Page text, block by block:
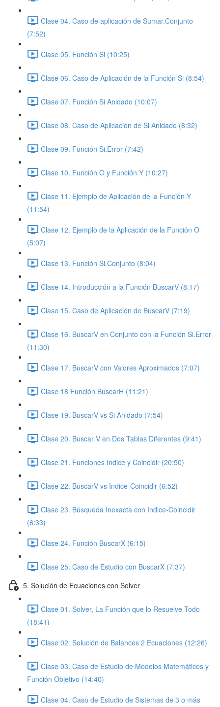
Clase 04. Caso de aplicación de Sumar.Conjunto
(7:52)
Clase 05. Función Si (10:25)
Clase 06. Caso de Aplicación de la Función Si (8:54)
Clase 07. Función Si Anidado (10:07)
Clase 08. Caso de Aplicación de Si Anidado (8:32)
Clase 09. Función Si.Error (7:42)
Clase 10. Función O y Función Y (10:27)
Clase 11. Ejemplo de Aplicación de la Función Y
(11:54)
Clase 12. Ejemplo de la Aplicación de la Función O
(5:07)
Clase 13. Función Si.Conjunto (8:04)
Clase 14. Introducción a la Función BuscarV (8:17)
Clase 15. Caso de Aplicación de BuscarV (7:19)
Clase 16. BuscarV en Conjunto con la Función Si.Error
(11:30)
Clase 17. BuscarV con Valores Aproximados (7:07)
Clase 18 Función BuscarH (11:21)
Clase 19. BuscarV vs Si Anidado (7:54)
Clase 20. Buscar V en Dos Tablas Diferentes (9:41)
Clase 21. Funciones Indice y Coincidir (20:50)
Clase 22. BuscarV vs Indice-Coincidir (6:52)
Clase 23. Búsqueda Inexacta con Indice-Coincidir
(6:33)
Clase 24. Función BuscarX (6:15)
Clase 25. Caso de Estudio con BuscarX (7:37)
5. Solución de Ecuaciones con Solver
Clase 01. Solver, La Función que lo Resuelve Todo
(18:41)
Clase 02. Solución de Balances 2 Ecuaciones (12:26)
Clase 03. Caso de Estudio de Modelos Matemáticos y
Función Objetivo (14:40)
Clase 04. Caso de Estudio de Sistemas de 3 o más